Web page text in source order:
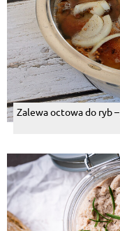
Zalewa octowa do ryb